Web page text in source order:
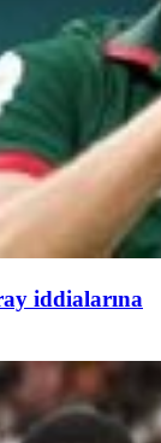
iddialarına